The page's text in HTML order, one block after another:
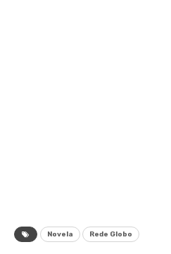
Novela Rede Globo